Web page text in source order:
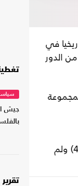
في
من الدور
المجموعة
رغم انطلاقتها الجيدة بالتعادل مع الأوروغواي (1-1)، خسرت السعودية بنتيجة كبيرة أمام إسبانيا (0-4) ولم
جيش